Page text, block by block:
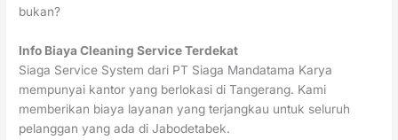
bukan?
Info Biaya Cleaning Service Terdekat
Siaga Service System dari PT Siaga Mandatama Karya
mempunyai kantor yang berlokasi di Tangerang. Kami
memberikan biaya layanan yang terjangkau untuk seluruh
pelanggan yang ada di Jabodetabek.